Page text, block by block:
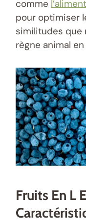
comme
pour optimiser
similitudes que
règne animal
Fruits En L